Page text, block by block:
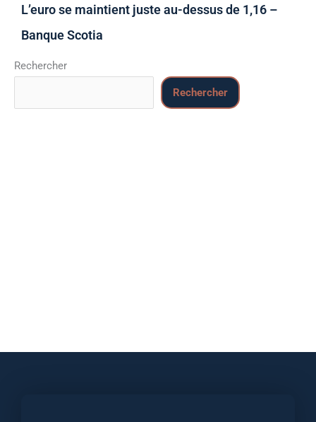
L’euro se maintient juste au-dessus de 1,16 –
Banque Scotia
Rechercher
Rechercher